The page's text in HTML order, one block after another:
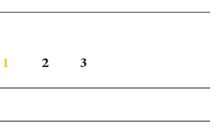
1 2 3